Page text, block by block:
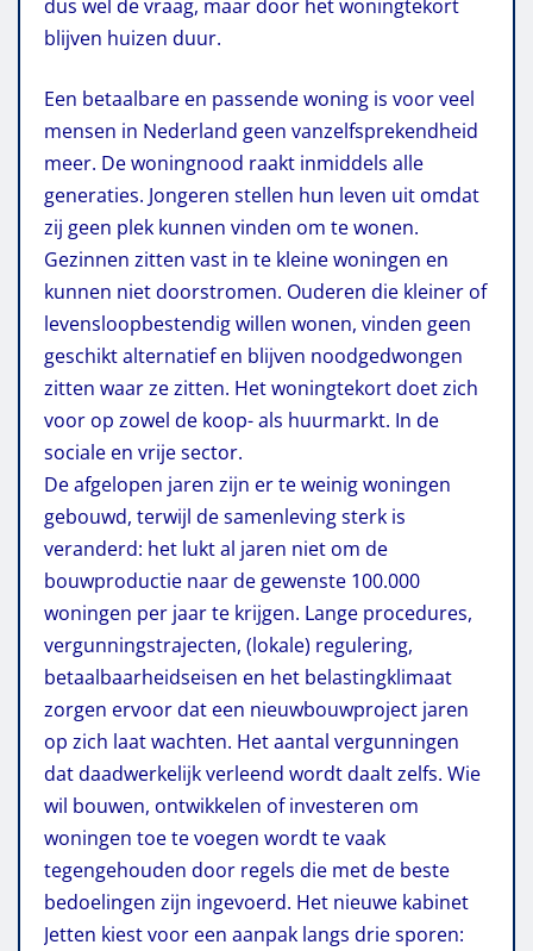
dus wel de vraag, maar door het woningtekort
blijven huizen duur.
Een betaalbare en passende woning is voor veel
mensen in Nederland geen vanzelfsprekendheid
meer. De woningnood raakt inmiddels alle
generaties. Jongeren stellen hun leven uit omdat
zij geen plek kunnen vinden om te wonen.
Gezinnen zitten vast in te kleine woningen en
kunnen niet doorstromen. Ouderen die kleiner of
levensloopbestendig willen wonen, vinden geen
geschikt alternatief en blijven noodgedwongen
zitten waar ze zitten. Het woningtekort doet zich
voor op zowel de koop- als huurmarkt. In de
sociale en vrije sector.
De afgelopen jaren zijn er te weinig woningen
gebouwd, terwijl de samenleving sterk is
veranderd: het lukt al jaren niet om de
bouwproductie naar de gewenste 100.000
woningen per jaar te krijgen. Lange procedures,
vergunningstrajecten, (lokale) regulering,
betaalbaarheidseisen en het belastingklimaat
zorgen ervoor dat een nieuwbouwproject jaren
op zich laat wachten. Het aantal vergunningen
dat daadwerkelijk verleend wordt daalt zelfs. Wie
wil bouwen, ontwikkelen of investeren om
woningen toe te voegen wordt te vaak
tegengehouden door regels die met de beste
bedoelingen zijn ingevoerd. Het nieuwe kabinet
Jetten kiest voor een aanpak langs drie sporen: